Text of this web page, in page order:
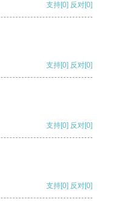
支持[0] 反对[0]
支持[0] 反对[0]
支持[0] 反对[0]
支持[0] 反对[0]